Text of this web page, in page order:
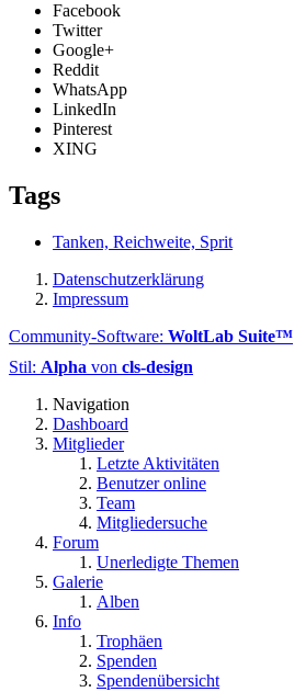
Facebook
Twitter
Google+
Reddit
WhatsApp
LinkedIn
Pinterest
XING
Tags
Tanken, Reichweite, Sprit
Datenschutzerklärung
Impressum
Community-Software: WoltLab Suite™
Stil: Alpha von cls-design
Navigation
Dashboard
Mitglieder
Letzte Aktivitäten
Benutzer online
Team
Mitgliedersuche
Forum
Unerledigte Themen
Galerie
Alben
Info
Trophäen
Spenden
Spendenübersicht